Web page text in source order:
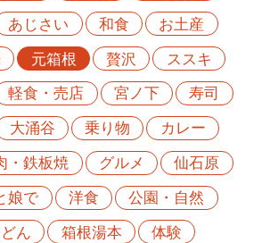
あじさい 和食
お土産
元箱根 贅沢
ススキ
軽食・売店 宮ノ下
寿司
大涌谷 乗り物
カレー
・鉄板焼 グルメ
仙石原
娘で 洋食
公園・自然
ん
箱根湯本
体験